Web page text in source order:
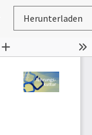
Herunterladen